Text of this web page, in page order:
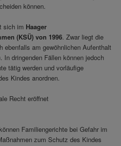
können.
sich im Haager
(KSÜ) von 1996. Zwar liegt die
ebenfalls am gewöhnlichen Aufenthalt
In dringenden Fällen können jedoch
tätig werden und vorläufige
Kindes anordnen.
Recht eröffnet
Familiengerichte bei Gefahr im
zum Schutz des Kindes